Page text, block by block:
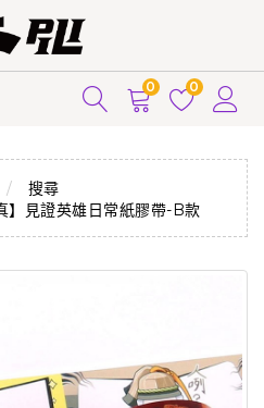
0 0
搜尋
】見證英雄日常紙膠帶-B款